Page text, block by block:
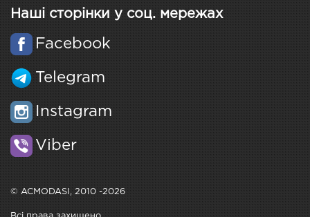
Наші сторінки у соц. мережах
Facebook
Telegram
Instagram
Viber
© ACMODASI, 2010 -2026